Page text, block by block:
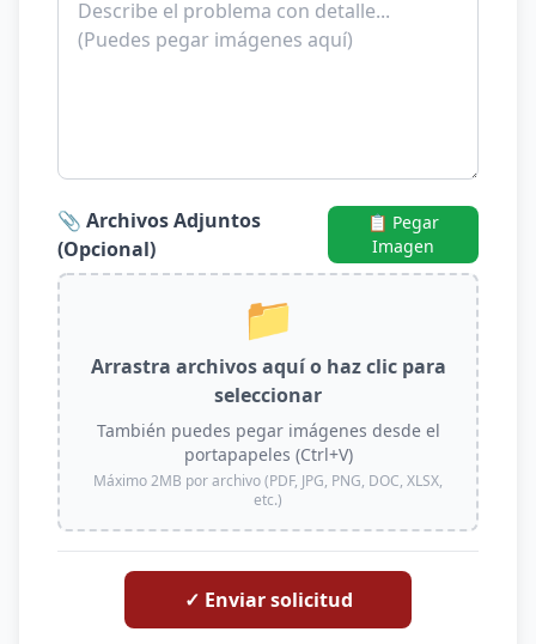
📎 Archivos Adjuntos
(Opcional)
📋 Pegar
Imagen
📁
Arrastra archivos aquí o haz clic para
seleccionar
También puedes pegar imágenes desde el
portapapeles (Ctrl+V)
Máximo 2MB por archivo (PDF, JPG, PNG, DOC, XLSX,
etc.)
✓ Enviar solicitud